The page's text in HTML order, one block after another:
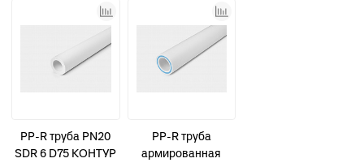
PP-R труба PN20
SDR 6 D75 КОНТУР
PP-R труба
армированная